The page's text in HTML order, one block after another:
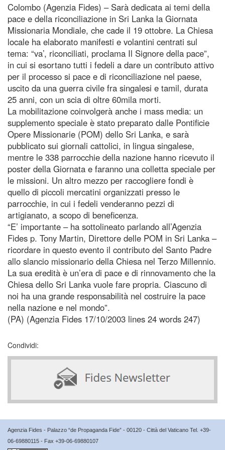
Colombo (Agenzia Fides) – Sarà dedicata ai temi della
pace e della riconciliazione in Sri Lanka la Giornata
Missionaria Mondiale, che cade il 19 ottobre. La Chiesa
locale ha elaborato manifesti e volantini centrati sul
tema: “va’, riconciliati, proclama Il Signore della pace”,
in cui si esortano tutti i fedeli a dare un contributo attivo
per il processo si pace e di riconciliazione nel paese,
uscito da una guerra civile fra singalesi e tamil, durata
25 anni, con un scia di oltre 60mila morti.
La mobilitazione coinvolgerà anche i mass media: un
supplemento speciale è stato preparato dalle Pontificie
Opere Missionarie (POM) dello Sri Lanka, e sarà
pubblicato sui giornali cattolici, in lingua singalese,
mentre le 338 parrocchie della nazione hanno ricevuto il
poster della Giornata e faranno una colletta speciale per
le missioni. Un altro mezzo per raccogliere fondi è
quello di piccoli mercatini organizzati presso le
parrocchie, in cui i fedeli venderanno pezzi di
artigianato, a scopo di beneficenza.
“E’ importante – ha sottolineato parlando all’Agenzia
Fides p. Tony Martin, Direttore delle POM in Sri Lanka –
ricordare in questo evento il contributo del Santo Padre
allo slancio missionario della Chiesa nel Terzo Millennio.
La sua eredità è un’era di pace e di rinnovamento che la
Chiesa dello Sri Lanka vuole fare propria. Ciascuno di
noi ha una grande responsabilità nel costruire la pace
nella nazione e nel mondo”.
(PA) (Agenzia Fides 17/10/2003 lines 24 words 247)
Condividi:
Agenzia Fides - Palazzo “de Propaganda Fide” - 00120 - Città del Vaticano Tel. +39-
06-69880115 - Fax +39-06-69880107